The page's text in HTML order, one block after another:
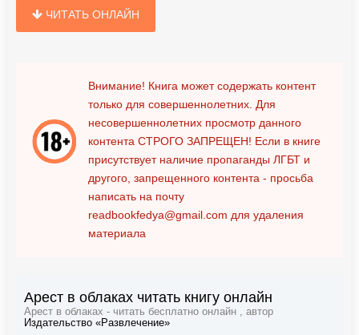
ЧИТАТЬ ОНЛАЙН
Внимание! Книга может содержать контент
только для совершеннолетних. Для
несовершеннолетних просмотр данного
контента СТРОГО ЗАПРЕЩЕН! Если в книге
присутствует наличие пропаганды ЛГБТ и
другого, запрещенного контента - просьба
написать на почту
readbookfedya@gmail.com для удаления
материала
Арест в облаках читать книгу онлайн
Арест в облаках - читать бесплатно онлайн , автор
Издательство «Развлечение»